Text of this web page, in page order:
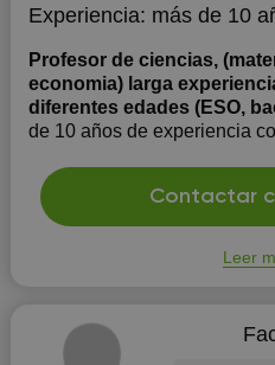
Experiencia: más de 10
Profesor de ciencias,
economia) larga
diferentes edades (ESO,
de 10 años de experiencia
Contactar
Leer